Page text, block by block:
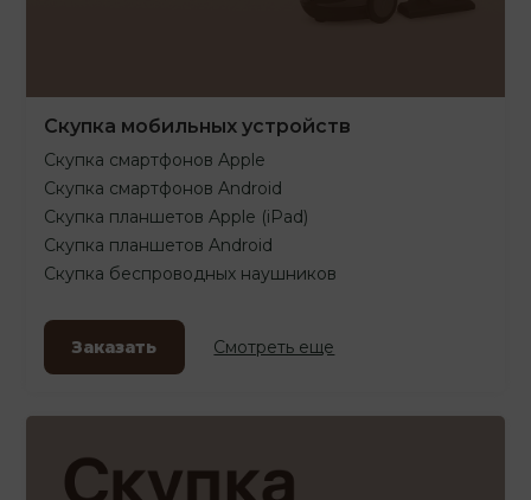
Скупка мобильных устройств
Скупка смартфонов Apple
Скупка смартфонов Android
Скупка планшетов Apple (iPad)
Скупка планшетов Android
Скупка беспроводных наушников
Заказать Смотреть еще